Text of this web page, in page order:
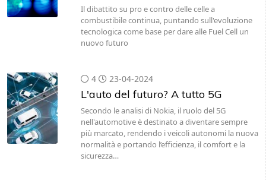
Il dibattito su pro e contro delle celle a
combustibile continua, puntando sull'evoluzione
tecnologica come base per dare alle Fuel Cell un
nuovo futuro
4 23-04-2024
L'auto del futuro? A tutto 5G
Secondo le analisi di Nokia, il ruolo del 5G
nell'automotive è destinato a diventare sempre
più marcato, rendendo i veicoli autonomi la nuova
normalità e portando l’efficienza, il comfort e la
sicurezza…